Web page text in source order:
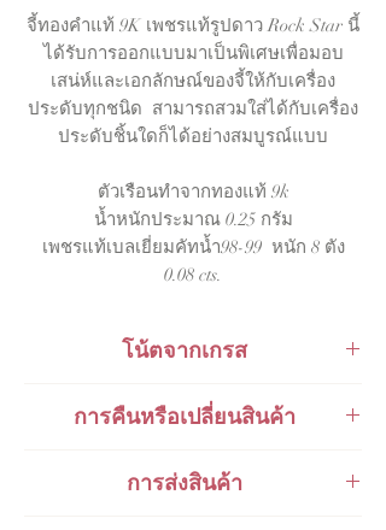
จี้ทองคำแท้ 9K เพชรแท้รูปดาว Rock Star นี้
ได้รับการออกแบบมาเป็นพิเศษเพื่อมอบ
เสน่ห์และเอกลักษณ์ของจี้ให้กับเครื่อง
ประดับทุกชนิด สามารถสวมใส่ได้กับเครื่อง
ประดับชิ้นใดก็ได้อย่างสมบูรณ์แบบ
ตัวเรือนทำจากทองแท้ 9k
น้ำหนักประมาณ 0.25 กรัม
เพชรแท้เบลเยี่ยมคัทน้ำ98-99 หนัก 8 ตัง
0.08 cts.
โน้ตจากเกรส
แนะนำให้ใส่จี้ตัวนี้กับสร้อยเล็กบางสุด
คลาสิคจากทางร้าน ใส่เดี่ยว ๆ ได้แบบทุก
ได้เลยคะเพื่อความชิคในแบบฉบับของตัว
การคืนหรือเปลี่ยนสินค้า
ชั่วโมงหลังจากการรับของ
การส่งสินค้า